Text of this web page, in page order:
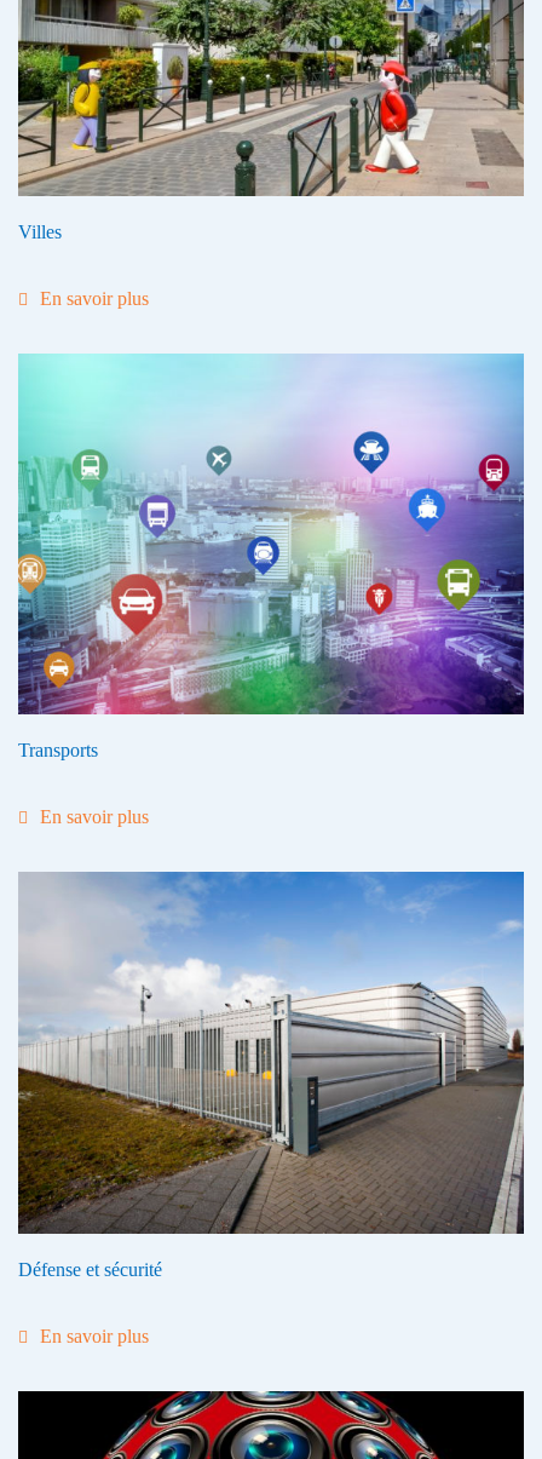
Villes
En savoir plus
Transports
En savoir plus
Défense et sécurité
En savoir plus